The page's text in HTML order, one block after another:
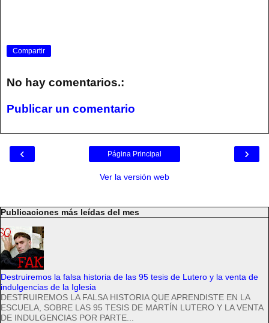
Compartir
No hay comentarios.:
Publicar un comentario
‹ ›
Página Principal
Ver la versión web
Publicaciones más leídas del mes
Destruiremos la falsa historia de las 95 tesis de Lutero y la venta de
indulgencias de la Iglesia
DESTRUIREMOS LA FALSA HISTORIA QUE APRENDISTE EN LA
ESCUELA, SOBRE LAS 95 TESIS DE MARTÍN LUTERO Y LA VENTA
DE INDULGENCIAS POR PARTE...